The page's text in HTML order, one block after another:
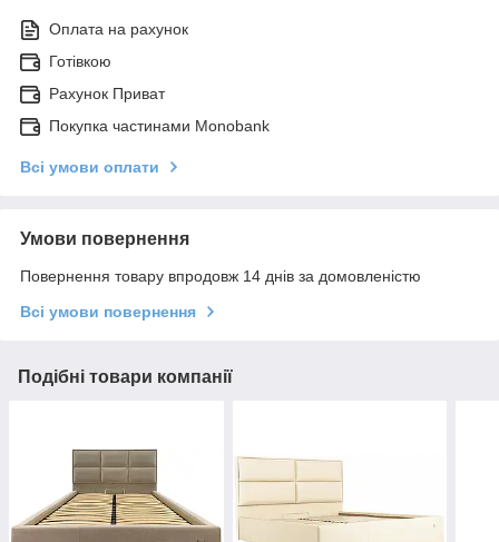
Оплата на рахунок
Готівкою
Рахунок Приват
Покупка частинами Monobank
Всі умови оплати
Умови повернення
Повернення товару впродовж 14 днів за домовленістю
Всі умови повернення
Подібні товари компанії